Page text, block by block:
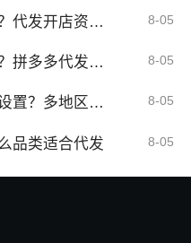
一件代发需要营业执照吗？代发开店资质详解 8-05
拼多多一件代发怎么操作？拼多多代发全流程 8-05
拼多多代发运费模板怎么设置？多地区运费 8-05
品类适合代发 8-05